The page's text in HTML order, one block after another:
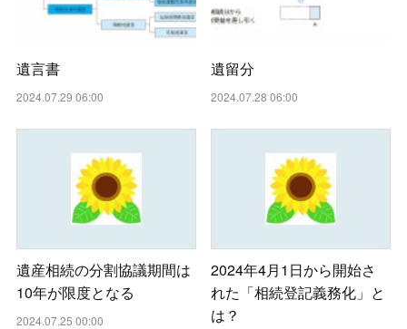
遺言書
2024.07.29 06:00
遺留分
2024.07.28 06:00
遺産相続の分割協議期間は
10年が限度となる
2024.07.25 00:00
2024年4月1日から開始さ
れた「相続登記義務化」と
は？